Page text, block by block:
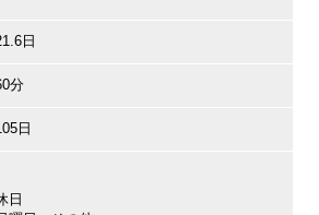
日
分
日
日